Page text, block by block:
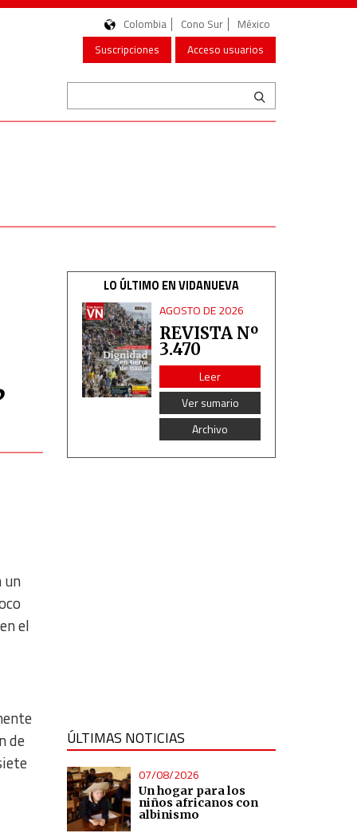
Colombia Cono Sur
México
Suscripciones
Acceso usuarios
un
el
de
LO ÚLTIMO EN VIDANUEVA
AGOSTO DE 2026
REVISTA Nº
3.470
Leer
Ver sumario
Archivo
ÚLTIMAS NOTICIAS
07/08/2026
Un hogar para los
niños africanos con
albinismo